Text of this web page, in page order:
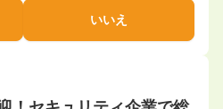
いいえ